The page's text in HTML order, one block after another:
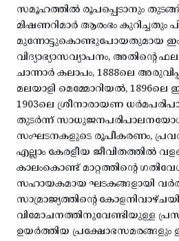
സമൂഹത്തിൽ രൂപപ്പെടാനും
മിഷണറിമാർ ആരംഭം കുറിച്ചതും
മുന്നോട്ടുകൊണ്ടുപോയതുമായ
വിദ്യാഭ്യാസവ്യാപനം, അതിന്റെ
ചാന്നാർ കലാപം, 1888ലെ
മലയാളി മെമ്മോറിയൽ,
1903ലെ ശ്രീനാരായണ
തുടർന്ന്
സംഘടനകളുടെ രൂപീകരണം,
എല്ലാം കേരളീയ ജീവിതത്തിൽ
കാലംകൊണ്ട് മാറ്റത്തിന്റെ
സഹായകമായ ഘടകങ്ങളായി
സാമ്രാജ്യത്തിന്റെ
വിമോചനത്തിനുവേണ്ടിയുള്ള
ഉയർത്തിയ പ്രക്ഷോഭസമരങ്ങളും